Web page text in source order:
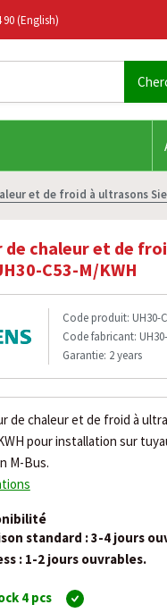
90(English)
et de froid à ultrasons
de chaleur et de
C53-M/KWH
Code produit: UH30-
Code fabricant:
Garantie: 2 years
de chaleur et de froid à
pour installation sur
M-Bus.
standard : 3-4 jours
: 1-2 jours ouvrables.
4 pcs